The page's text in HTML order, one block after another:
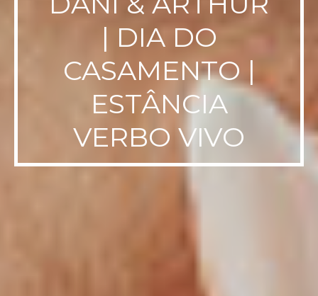
| DIA DO
CASAMENTO |
ESTÂNCIA
VERBO VIVO